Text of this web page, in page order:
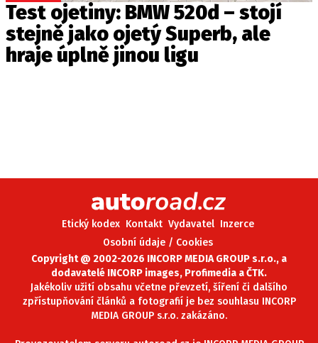
Test ojetiny: BMW 520d – stojí
stejně jako ojetý Superb, ale
hraje úplně jinou ligu
Etický kodex Kontakt Vydavatel Inzerce
Osobní údaje / Cookies
Copyright @ 2002-2026 INCORP MEDIA GROUP s.r.o., a
dodavatelé INCORP images, Profimedia a ČTK.
Jakékoliv užití obsahu včetne převzetí, šíření či dalšího
zpřístupňování článků a fotografií je bez souhlasu INCORP
MEDIA GROUP s.r.o. zakázáno.